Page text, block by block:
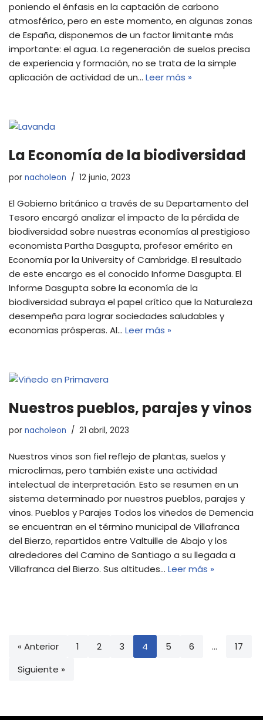
poniendo el énfasis en la captación de carbono
atmosférico, pero en este momento, en algunas zonas
de España, disponemos de un factor limitante más
importante: el agua. La regeneración de suelos precisa
de experiencia y formación, no se trata de la simple
aplicación de actividad de un… Leer más »
La Economía de la biodiversidad
por nacholeon 12 junio, 2023
El Gobierno británico a través de su Departamento del
Tesoro encargó analizar el impacto de la pérdida de
biodiversidad sobre nuestras economías al prestigioso
economista Partha Dasgupta, profesor emérito en
Economía por la University of Cambridge. El resultado
de este encargo es el conocido Informe Dasgupta. El
Informe Dasgupta sobre la economía de la
biodiversidad subraya el papel crítico que la Naturaleza
desempeña para lograr sociedades saludables y
economías prósperas. Al… Leer más »
Nuestros pueblos, parajes y vinos
por nacholeon 21 abril, 2023
Nuestros vinos son fiel reflejo de plantas, suelos y
microclimas, pero también existe una actividad
intelectual de interpretación. Esto se resumen en un
sistema determinado por nuestros pueblos, parajes y
vinos. Pueblos y Parajes Todos los viñedos de Demencia
se encuentran en el término municipal de Villafranca
del Bierzo, repartidos entre Valtuille de Abajo y los
alrededores del Camino de Santiago a su llegada a
Villafranca del Bierzo. Sus altitudes… Leer más »
« Anterior 1 2 3 4 5 6 …
17
Siguiente »